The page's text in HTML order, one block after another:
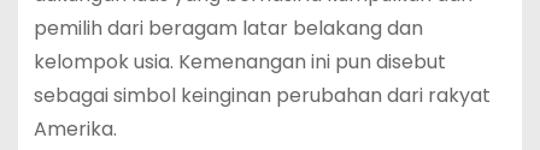
pemilih dari beragam latar belakang dan
kelompok usia. Kemenangan ini pun disebut
sebagai simbol keinginan perubahan dari rakyat
Amerika.